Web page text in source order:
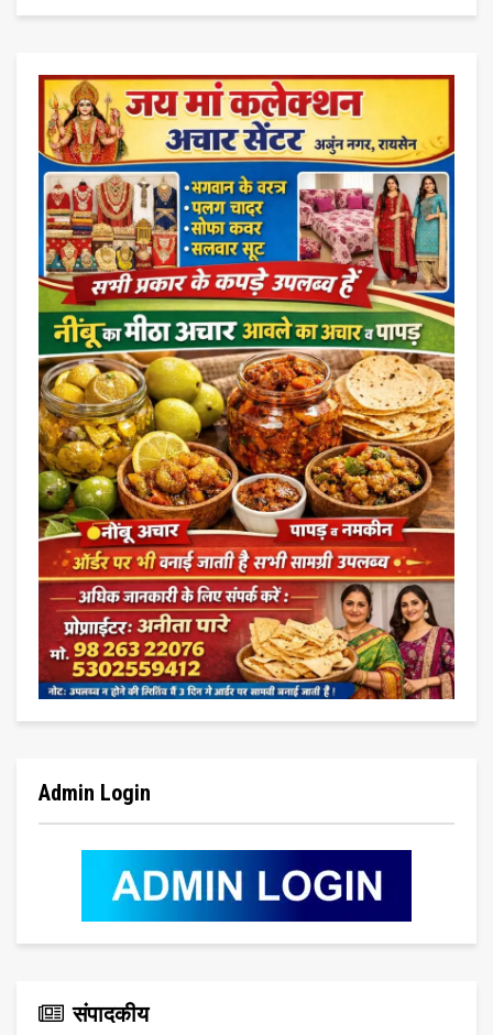
Admin Login
संपादकीय